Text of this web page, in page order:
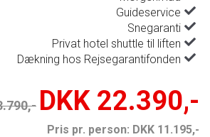
DKK 22.390,-
Pris pr. person: DKK 11.195,-
Guideservice
Snegaranti
Privat hotel shuttle til liften
Dækning hos Rejsegarantifonden